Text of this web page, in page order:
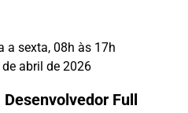
a sexta, 08h às 17h
de abril de 2026
Desenvolvedor Full